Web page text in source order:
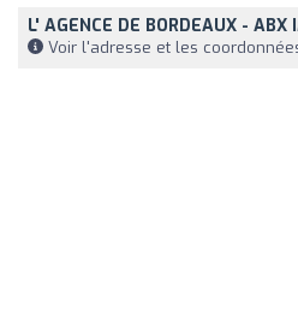
L' AGENCE DE BORDEAUX - ABX
Voir l'adresse et les